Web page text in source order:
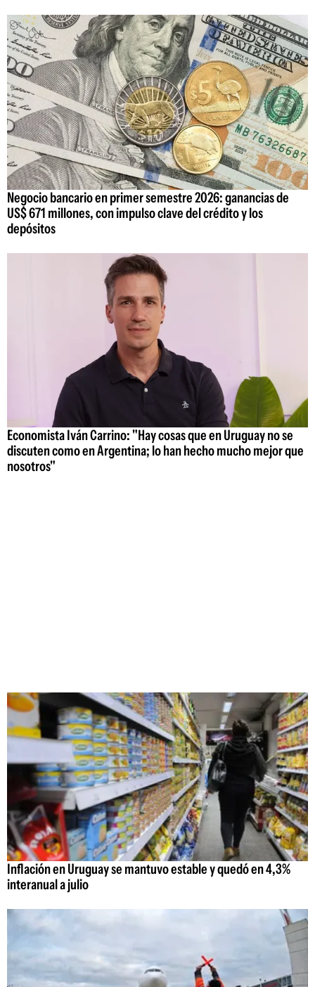
Negocio bancario en primer semestre 2026: ganancias de
US$ 671 millones, con impulso clave del crédito y los
depósitos
Economista Iván Carrino: "Hay cosas que en Uruguay no se
discuten como en Argentina; lo han hecho mucho mejor que
nosotros"
Inflación en Uruguay se mantuvo estable y quedó en 4,3%
interanual a julio